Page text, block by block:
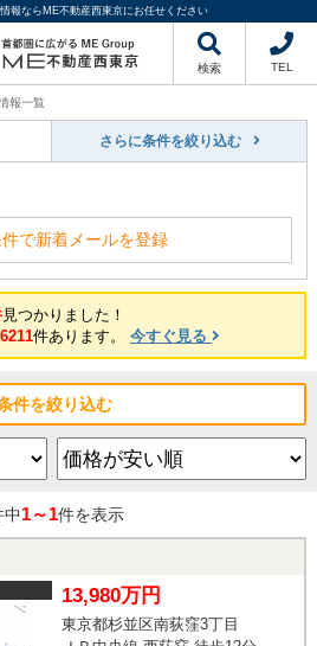
報ならME不動産西東京にお任せください
検索 TEL
報一覧
さらに条件を絞り込む
で新着メールを登録
見つかりました！
件あります。 今すぐ見る
件を絞り込む
中1～1件を表示
13,980万円
東京都杉並区南荻窪3丁目